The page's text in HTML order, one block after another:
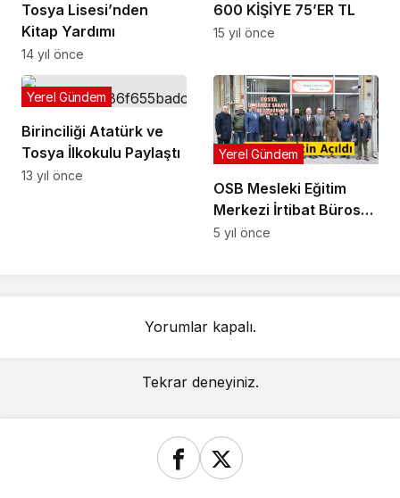
Tosya Lisesi’nden
Kitap Yardımı
14 yıl önce
600 KİŞİYE 75’ER TL
15 yıl önce
Birinciliği Atatürk ve
Tosya İlkokulu Paylaştı
Yerel Gündem
13 yıl önce
OSB Mesleki Eğitim
Merkezi İrtibat Bürosu
Açıldı
Yerel Gündem
5 yıl önce
Yorumlar kapalı.
Tekrar deneyiniz.